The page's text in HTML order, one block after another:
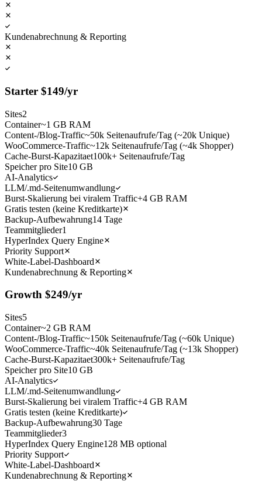
Kundenabrechnung & Reporting
Starter $149/yr
Sites2
Container~1 GB RAM
Content-/Blog-Traffic~50k Seitenaufrufe/Tag (~20k Unique)
WooCommerce-Traffic~12k Seitenaufrufe/Tag (~4k Shopper)
Cache-Burst-Kapazitaet100k+ Seitenaufrufe/Tag
Speicher pro Site10 GB
AI-Analytics
LLM/.md-Seitenumwandlung
Burst-Skalierung bei viralem Traffic+4 GB RAM
Gratis testen (keine Kreditkarte)
Backup-Aufbewahrung14 Tage
Teammitglieder1
HyperIndex Query Engine
Priority Support
White-Label-Dashboard
Kundenabrechnung & Reporting
Growth $249/yr
Sites5
Container~2 GB RAM
Content-/Blog-Traffic~150k Seitenaufrufe/Tag (~60k Unique)
WooCommerce-Traffic~40k Seitenaufrufe/Tag (~13k Shopper)
Cache-Burst-Kapazitaet300k+ Seitenaufrufe/Tag
Speicher pro Site10 GB
AI-Analytics
LLM/.md-Seitenumwandlung
Burst-Skalierung bei viralem Traffic+4 GB RAM
Gratis testen (keine Kreditkarte)
Backup-Aufbewahrung30 Tage
Teammitglieder3
HyperIndex Query Engine128 MB optional
Priority Support
White-Label-Dashboard
Kundenabrechnung & Reporting